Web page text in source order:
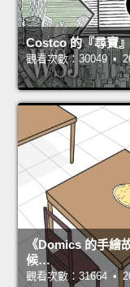
Costco 的『尋寶
觀看次數：30049 •
《Domics 的手繪
候…
觀看次數：31664 •